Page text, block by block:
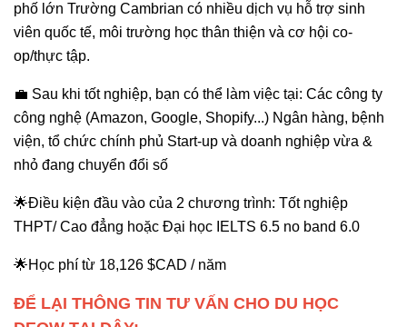
phố lớn Trường Cambrian có nhiều dịch vụ hỗ trợ sinh
viên quốc tế, môi trường học thân thiện và cơ hội co-
op/thực tập.
💼 Sau khi tốt nghiệp, bạn có thể làm việc tại: Các công ty
công nghệ (Amazon, Google, Shopify...) Ngân hàng, bệnh
viện, tổ chức chính phủ Start-up và doanh nghiệp vừa &
nhỏ đang chuyển đổi số
🌟Điều kiện đầu vào của 2 chương trình: Tốt nghiệp
THPT/ Cao đẳng hoặc Đại học IELTS 6.5 no band 6.0
🌟Học phí từ 18,126 $CAD / năm
ĐỂ LẠI THÔNG TIN TƯ VẤN CHO DU HỌC